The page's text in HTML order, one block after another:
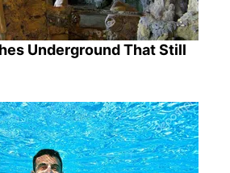
Underground That Still